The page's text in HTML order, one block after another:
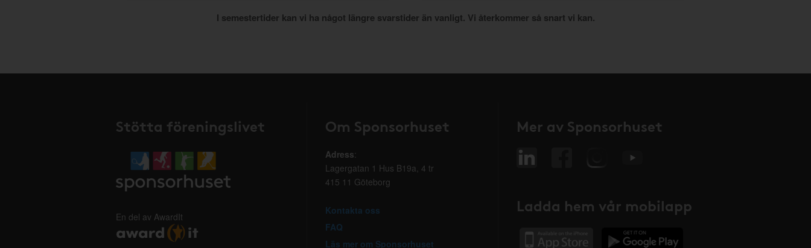
I semestertider kan vi ha något längre svarstider än vanligt. Vi återkommer så snart vi kan.
Stötta föreningslivet
En del av AwardIt
Om Sponsorhuset
Adress:
Lagergatan 1 Hus B19a, 4 tr
415 11 Göteborg
Kontakta oss
FAQ
Läs mer om Sponsorhuset
Mer av Sponsorhuset
Ladda hem vår mobilapp